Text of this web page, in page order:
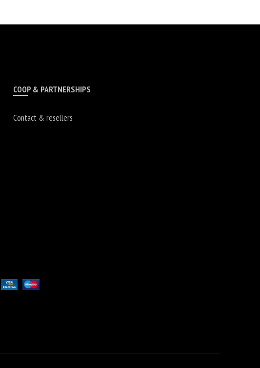
COOP & PARTNERSHIPS
Contact & resellers